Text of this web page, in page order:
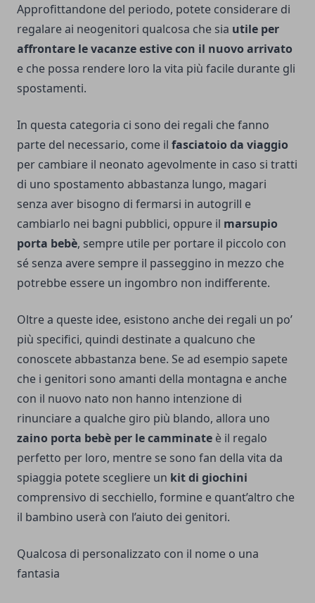
Approfittandone del periodo, potete considerare di
regalare ai neogenitori qualcosa che sia utile per
affrontare le vacanze estivecon il nuovo arrivato
e che possa rendere loro la vita più facile durante gli
spostamenti.
In questa categoria ci sono dei regali che fanno
parte del necessario, come il fasciatoio da viaggio
per cambiare il neonato agevolmente in caso si tratti
di uno spostamento abbastanza lungo, magari
senza aver bisogno di fermarsi in autogrill e
cambiarlo nei bagni pubblici, oppure il marsupio
porta bebè, sempre utile per portare il piccolo con
sé senza avere sempre il passeggino in mezzo che
potrebbe essere un ingombro non indifferente.
Oltre a queste idee, esistono anche dei regali un po’
più specifici, quindi destinate a qualcuno che
conoscete abbastanza bene. Se ad esempio sapete
che i genitori sono amanti della montagna e anche
con il nuovo nato non hanno intenzione di
rinunciare a qualche giro più blando, allora uno
zaino porta bebè per le camminate è il regalo
perfetto per loro, mentre se sono fan della vita da
spiaggia potete scegliere un kit di giochini
comprensivo di secchiello, formine e quant’altro che
il bambino userà con l’aiuto dei genitori.
Qualcosa di personalizzato con il nome o una
fantasia